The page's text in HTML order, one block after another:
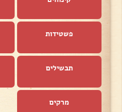
פשטידות
תבשילים
מרקים